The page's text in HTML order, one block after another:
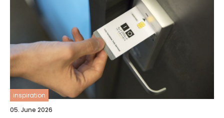
inspiration
05. June 2026